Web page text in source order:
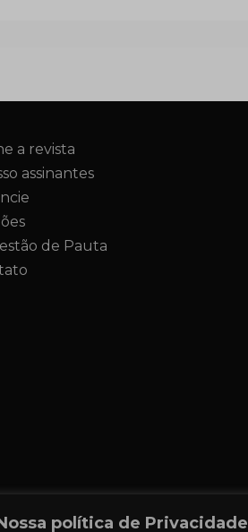
política de Privacidade
a revista
assinantes
de Pauta